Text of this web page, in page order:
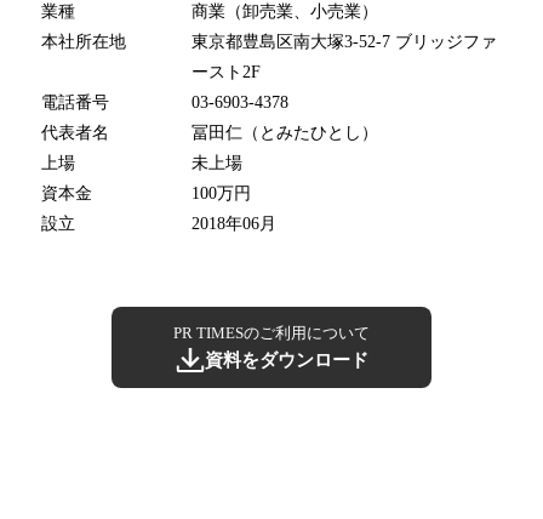
業種
商業（卸売業、小売業）
本社所在地
東京都豊島区南大塚3-52-7 ブリッジファ
ースト2F
電話番号
03-6903-4378
代表者名
冨田仁（とみたひとし）
上場
未上場
資本金
100万円
設立
2018年06月
PR TIMESのご利用について
資料をダウンロード